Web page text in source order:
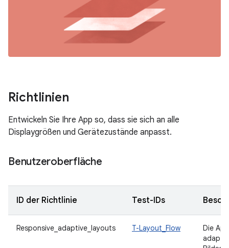
Richtlinien
Entwickeln Sie Ihre App so, dass sie sich an alle
Displaygrößen und Gerätezustände anpasst.
Benutzeroberfläche
ID der Richtlinie Test-IDs
Responsive_adaptive_layouts T-Layout_Flow
Die